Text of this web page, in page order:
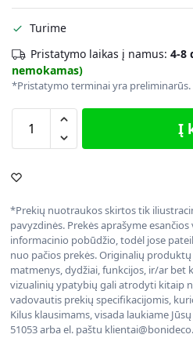
Turime
Pristatymo laikas į namus: 4-8
nemokamas)
*Pristatymo terminai yra preliminarūs.
Į
*Prekių nuotraukos skirtos tik
pavyzdinės. Prekės aprašyme
informacinio pobūdžio, todėl jose
nuo pačios prekės. Originalių
matmenys, dydžiai, funkcijos, ir/ar bet
vizualinių ypatybių gali atrodyti kitaip
vadovautis prekių specifikacijomis,
Kilus klausimams, visada laukiame
51053 arba el. paštu